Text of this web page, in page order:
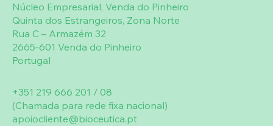
+351 219 666 201 / 08
(Chamada para rede fixa nacional)
apoiocliente@bioceutica.pt
Núcleo Empresarial, Venda do Pinheiro
Quinta dos Estrangeiros, Zona Norte
Rua C – Armazém 32
2665-601 Venda do Pinheiro
Portugal